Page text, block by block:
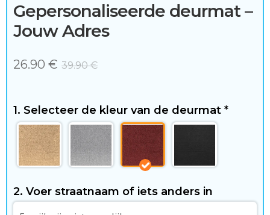
s
i
e
s
W
Gepersonaliseerde deurmat –
Jouw Adres
26.90 € 39.90€
1. Selecteer de kleur van de deurmat *
2. Voer straatnaam of iets anders in